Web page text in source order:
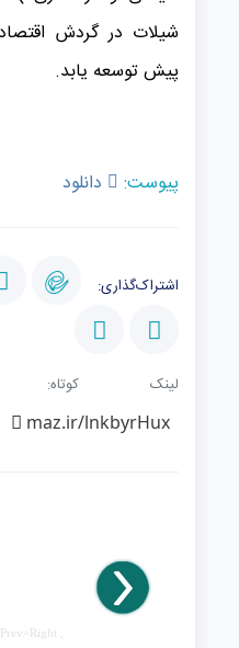
شیلات در گردش
پیش توسعه یابد.
پیوست: دانلود
اشتراک‌گذاری:
لینک
maz.ir/lnkbyrHux
,